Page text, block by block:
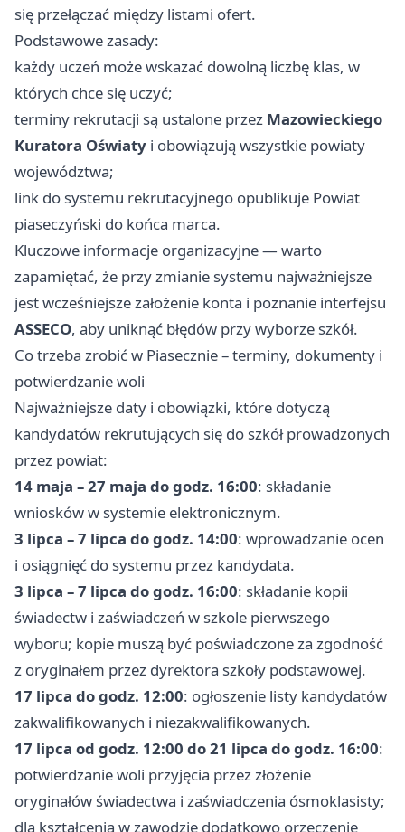
się przełączać między listami ofert.
Podstawowe zasady:
każdy uczeń może wskazać dowolną liczbę klas, w
których chce się uczyć;
terminy rekrutacji są ustalone przez Mazowieckiego
Kuratora Oświaty i obowiązują wszystkie powiaty
województwa;
link do systemu rekrutacyjnego opublikuje Powiat
piaseczyński do końca marca.
Kluczowe informacje organizacyjne — warto
zapamiętać, że przy zmianie systemu najważniejsze
jest wcześniejsze założenie konta i poznanie interfejsu
ASSECO, aby uniknąć błędów przy wyborze szkół.
Co trzeba zrobić w Piasecznie – terminy, dokumenty i
potwierdzanie woli
Najważniejsze daty i obowiązki, które dotyczą
kandydatów rekrutujących się do szkół prowadzonych
przez powiat:
14 maja – 27 maja do godz. 16:00: składanie
wniosków w systemie elektronicznym.
3 lipca – 7 lipca do godz. 14:00: wprowadzanie ocen
i osiągnięć do systemu przez kandydata.
3 lipca – 7 lipca do godz. 16:00: składanie kopii
świadectw i zaświadczeń w szkole pierwszego
wyboru; kopie muszą być poświadczone za zgodność
z oryginałem przez dyrektora szkoły podstawowej.
17 lipca do godz. 12:00: ogłoszenie listy kandydatów
zakwalifikowanych i niezakwalifikowanych.
17 lipca od godz. 12:00 do 21 lipca do godz. 16:00:
potwierdzanie woli przyjęcia przez złożenie
oryginałów świadectwa i zaświadczenia ósmoklasisty;
dla kształcenia w zawodzie dodatkowo orzeczenie